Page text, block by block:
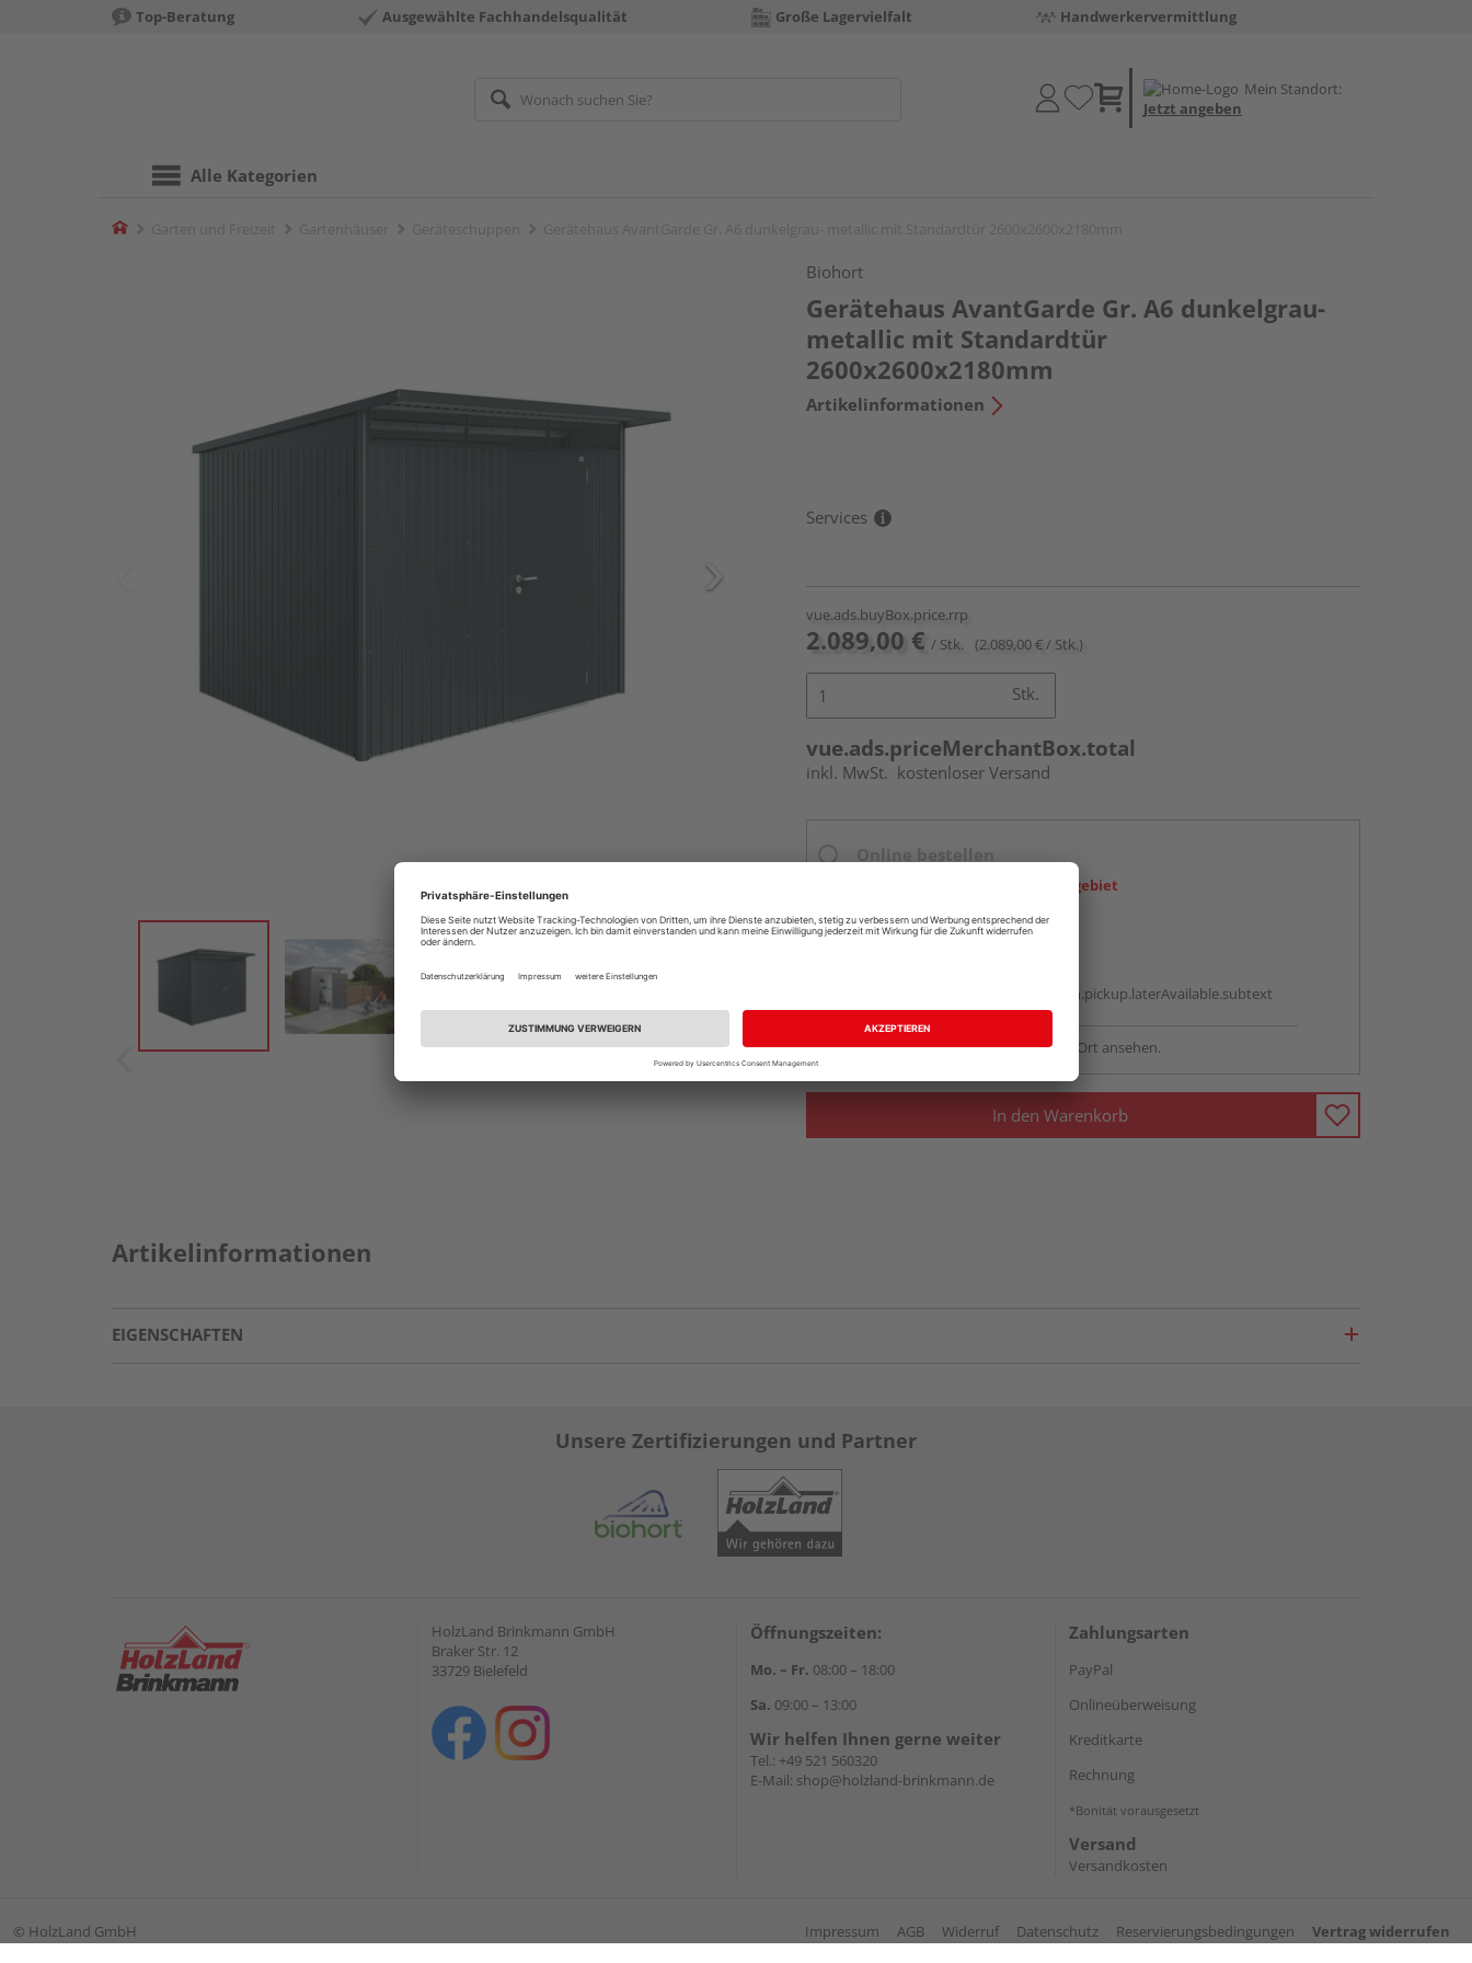
Top-Beratung Ausgewählte Fachhandelsqualität Große Lagervielfalt Handwerkervermittlung
Mein Standort:
Jetzt angeben
Alle Kategorien
Home
Biohort
Gerätehaus AvantGarde Gr. A6 dunkelgrau-
metallic mit Standardtür
2600x2600x2180mm
Artikelinformationen
Services
vue.ads.buyBox.price.rrp
2.089,00 € / Stk. (2.089,00 € / Stk.)
Stk.
vue.ads.priceMerchantBox.total
inkl. MwSt. kostenloser Versand
Online bestellen
Ihr Standort ist nicht im Liefergebiet
Beim Händler abholen
vue.ads.priceMerchantBox.option.pickup.laterAvailable.subtext
Verfügbar in der Ausstellung - vor Ort ansehen.
In den Warenkorb
Artikelinformationen
EIGENSCHAFTEN
Unsere Zertifizierungen und Partner
HolzLand Brinkmann GmbH
Braker Str. 12
33729 Bielefeld
Öffnungszeiten:
Mo. – Fr. 08:00 – 18:00
Sa. 09:00 – 13:00
Wir helfen Ihnen gerne weiter
Tel.: +49 521 560320
E-Mail: shop@holzland-brinkmann.de
Zahlungsarten
PayPal
Onlineüberweisung
Kreditkarte
Rechnung
*Bonität vorausgesetzt
Versand
Versandkosten
© HolzLand GmbH Impressum AGB Widerruf Datenschutz Reservierungsbedingungen Vertrag widerrufen